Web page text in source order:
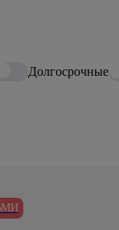
Долгосрочные